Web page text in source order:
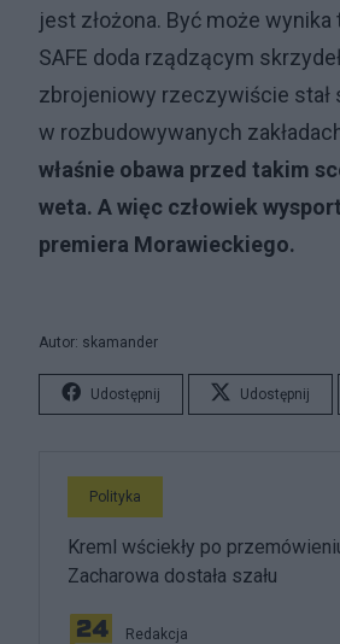
jest złożona. Być może
SAFE doda rządzącym
zbrojeniowy rzeczywiście stał
w rozbudowywanych
właśnie obawa przed takim
weta. A więc człowiek
premiera Morawieckiego.
Autor: skamander
Udostępnij Udostępnij
Polityka
Kreml wściekły po
Zacharowa dostała szału
Redakcja